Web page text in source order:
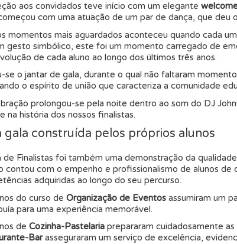
aos convidados teve início com um elegante
com uma atuação de um par de dança, que
momentos mais aguardados aconteceu quando cada
gesto simbólico, este foi um momento carregado de
de cada aluno ao longo dos últimos três anos.
se o jantar de gala, durante o qual não faltaram
o espírito de união que caracteriza a comunidade
prolongou-se pela noite dentro ao som do DJ
na história dos nossos finalistas.
gala construída pelos próprios alunos
de Finalistas foi também uma demonstração da
contou com o empenho e profissionalismo de alunos
adquiridas ao longo do seu percurso.
do curso de Organização de Eventos assumiram um
para uma experiência memorável.
de Cozinha-Pastelaria prepararam cuidadosamente
Barasseguraram um serviço de excelência,